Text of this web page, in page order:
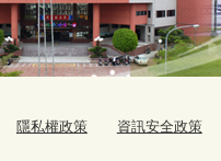
隱私權政策 資訊安全政策